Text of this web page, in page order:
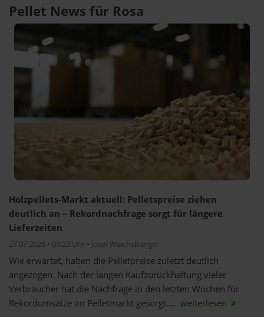
Pellet News für Rosa
Holzpellets-Markt aktuell: Pelletspreise ziehen
deutlich an – Rekordnachfrage sorgt für längere
Lieferzeiten
27.07.2026 • 09:23 Uhr • Josef Weichslberger
Wie erwartet, haben die Pelletpreise zuletzt deutlich
angezogen. Nach der langen Kaufzurückhaltung vieler
Verbraucher hat die Nachfrage in den letzten Wochen für
Rekordumsätze im Pelletmarkt gesorgt.... weiterlesen